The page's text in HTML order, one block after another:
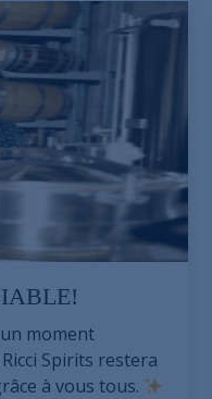
moment
Spirits restera
à vous tous.